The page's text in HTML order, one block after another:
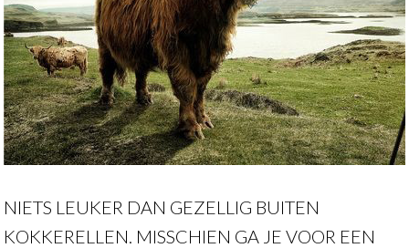
NIETS LEUKER DAN GEZELLIG BUITEN
KOKKERELLEN. MISSCHIEN GA JE VOOR EEN